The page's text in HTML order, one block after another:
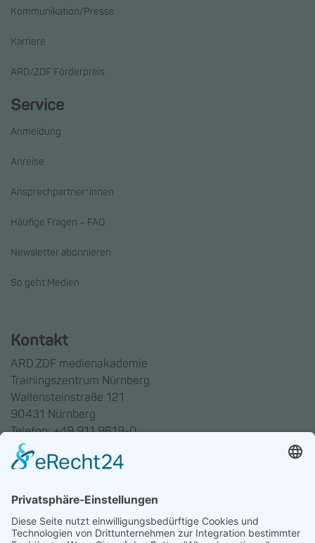
Kommunikation/Presse
Karriere
ARD/ZDF Förderpreis
Service
Anmeldung
Anreise
Ansprechpartner*innen
Häufige Fragen – FAQ
Newsletter abonnieren
So geht Medien
Kontakt
ARD.ZDF medienakademie
Trainingszentrum Nürnberg
Wallensteinstraße 121
90431 Nürnberg
Telefon: +49 911 9619-0
Trainingszentrum Hannover
30169 Hannover
Telefon: +49 511 123598-531